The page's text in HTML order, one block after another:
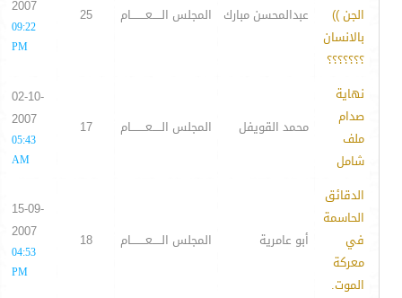
الجن ))
بالانسان
؟؟؟؟؟؟؟
عبدالمحسن مبارك المجلس الـــــعــــــــام 25
2007
09:22
PM
نهاية
صدام
ملف
شامل
محمد القويفل المجلس الـــــعــــــــام 17
02-10-
2007
05:43
AM
الدقائق
الحاسمة
في
معركة
الموت.
أبو عامرية المجلس الـــــعــــــــام 18
15-09-
2007
04:53
PM